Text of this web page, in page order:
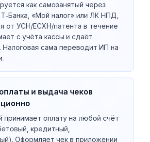
— у налоговой могут возникнуть
имеет сотрудников,
бывшим работодателем менее
подакцизными и маркируемыми
товары и имущественные
или реализует полезные
как агент/комиссионер,
со своей кассой, зарабатывает
₽ за год или совмещает
с УСН/ЕСХН/патентом. В этих случаях
быть отменён задним числом.
банка
как самозанятый через
«Мой налог» или ЛК НПД,
от УСН/ЕСХН/патента в течение
с учёта кассы и сдаёт
Налоговая сама переводит ИП на
и выдача чеков
принимает оплату на любой счёт
кредитный,
Оформляет чек в приложении